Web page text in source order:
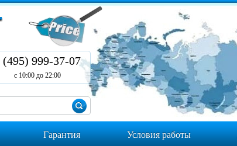
(495) 999-37-07
с 10:00 до 22:00
Гарантия Условия работы